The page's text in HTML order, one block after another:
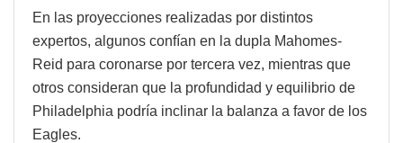
En las proyecciones realizadas por distintos
expertos, algunos confían en la dupla Mahomes-
Reid para coronarse por tercera vez, mientras que
otros consideran que la profundidad y equilibrio de
Philadelphia podría inclinar la balanza a favor de los
Eagles.